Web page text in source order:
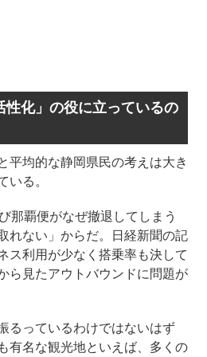
性化」の役に立っているの
平均的な静岡県民の考えは大き
いる。
那覇便がなぜ撤退してしまう
れない」からだ。日経新聞の記
ス利用が少なく搭乗率も決して
ら見たアウトバウンドに問題が
るっているわけではないはず
有名な観光地といえば、多くの